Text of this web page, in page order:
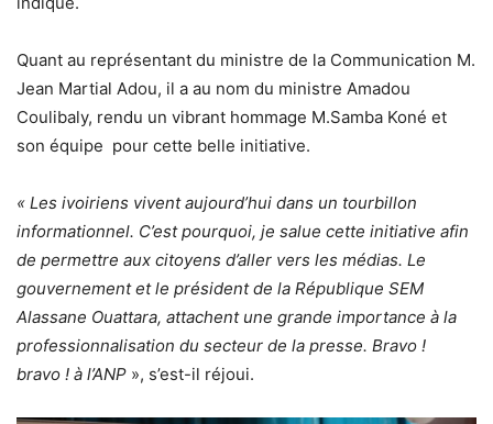
Quant au représentant du ministre de la Communication M.
Jean Martial Adou, il a au nom du ministre Amadou
Coulibaly, rendu un vibrant hommage M.Samba Koné et
son équipe pour cette belle initiative.
« Les ivoiriens vivent aujourd’hui dans un tourbillon
informationnel. C’est pourquoi, je salue cette initiative afin
de permettre aux citoyens d’aller vers les médias. Le
gouvernement et le président de la République SEM
Alassane Ouattara, attachent une grande importance à la
professionnalisation du secteur de la presse. Bravo !
bravo ! à l’ANP », s’est-il réjoui.